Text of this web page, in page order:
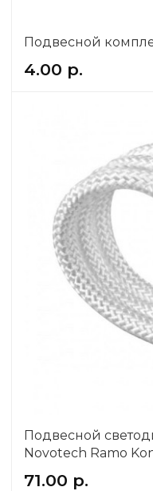
Подвесной
4.00 р.
Подвесной
Novotech Ramo
71.00 р.